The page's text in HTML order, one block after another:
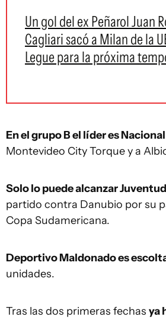
Un gol del ex Peñarol Juan
Cagliari sacó a Milan de la
Legue para la próxima
En el grupo B el líder es Nacional
Montevideo City Torque y a
Solo lo puede alcanzar Juventud
partido contra Danubio por su
Copa Sudamericana.
Deportivo Maldonado es
unidades.
Tras las dos primeras fechas ya